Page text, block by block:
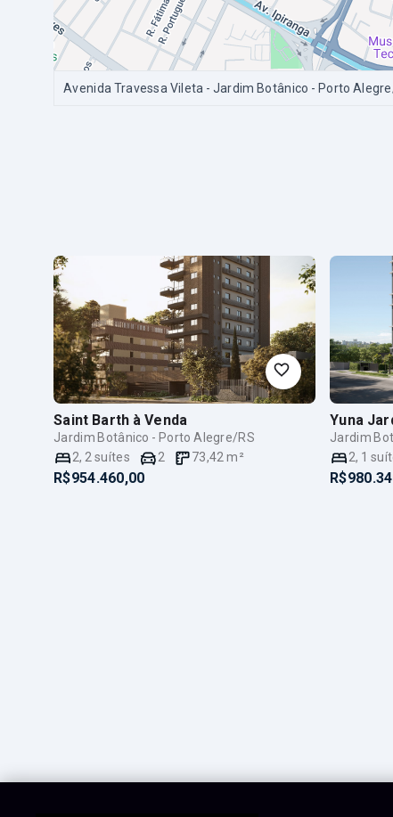
Avenida Travessa Vileta - Jardim Botânico - Porto
Saint Barth à Venda
Jardim Botânico - Porto Alegre/RS
2, 2 suítes 2 73,42 m²
R$954.460,00
Yuna
Jardim
2, 1